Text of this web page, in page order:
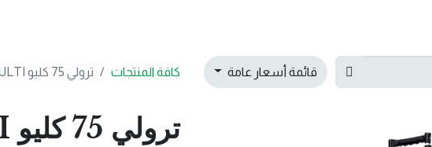
قائمة أسعار عامة كافة المنتجات ترولي 75 كليو MULTI
ترولي 75 كليو MULTI